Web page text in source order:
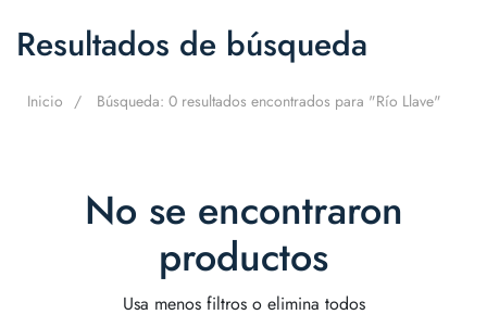
Resultados de búsqueda
Inicio Búsqueda: 0 resultados encontrados para "Río Llave"
No se encontraron
productos
Usa menos filtros o elimina todos